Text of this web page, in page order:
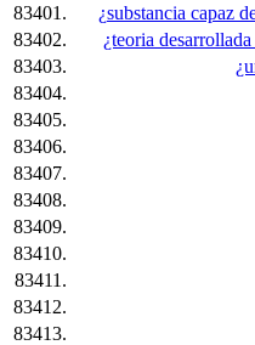
83401.
¿substancia capaz
83402.
¿teoria
83403.
83404.
83405.
83406.
83407.
83408.
83409.
83410.
83411.
83412.
83413.